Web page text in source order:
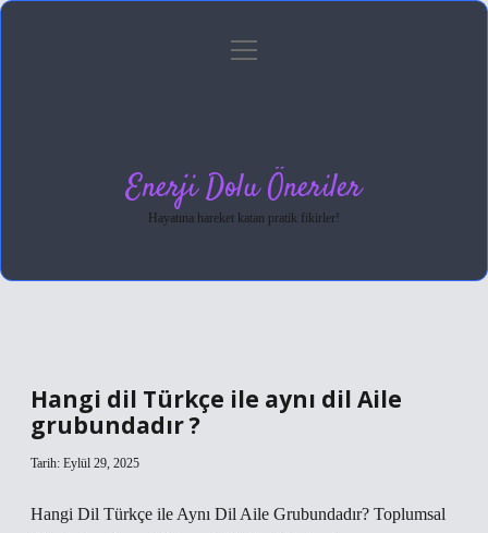
Gizlilik Politikası
menüyü
Enerji Dolu Öneriler
Hayatına hareket katan pratik fikirler!
Hangi dil Türkçe ile aynı dil Aile
grubundadır ?
Tarih: Eylül 29, 2025
Hangi Dil Türkçe ile Aynı Dil Aile Grubundadır? Toplumsal